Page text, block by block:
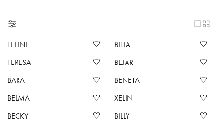
TELINE
BITIA
TERESA
BEJAR
BARA
BENETA
BELMA
XELIN
BECKY
BILLY